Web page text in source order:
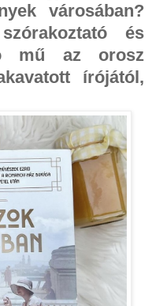
városában?
és
mű az orosz
írójától,